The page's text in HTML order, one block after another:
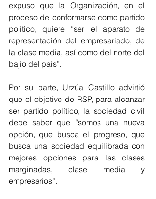
expuso que la Organización, en el
proceso de conformarse como partido
político, quiere “ser el aparato de
representación del empresariado, de
la clase media, así como del norte del
bajío del país”.
Por su parte, Urzúa Castillo advirtió
que el objetivo de RSP, para alcanzar
ser partido político, la sociedad civil
debe saber que “somos una nueva
opción, que busca el progreso, que
busca una sociedad equilibrada con
mejores opciones para las clases
marginadas, clase media y
empresarios”.